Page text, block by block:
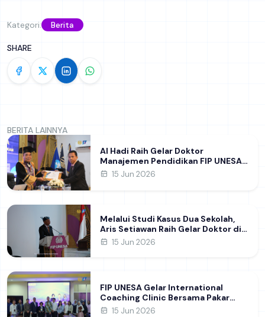
Kategori: Berita
SHARE
BERITA LAINNYA
Al Hadi Raih Gelar Doktor
Manajemen Pendidikan FIP UNESA
melalui Riset Pembentukan
15 Jun 2026
Melalui Studi Kasus Dua Sekolah,
Aris Setiawan Raih Gelar Doktor di
FIP UNESA Usai Kupas Manajemen
15 Jun 2026
FIP UNESA Gelar International
Coaching Clinic Bersama Pakar
Khon Kaen University Thailand,
15 Jun 2026